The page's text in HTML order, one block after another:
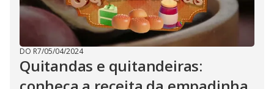
DO R7/05/04/2024
Quitandas e quitandeiras: